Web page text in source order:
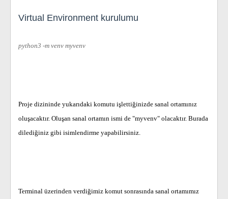
Virtual Environment kurulumu
python3 -m venv myvenv
Proje dizininde yukarıdaki komutu işlettiğinizde sanal ortamınız
oluşacaktır. Oluşan sanal ortamın ismi de "myvenv" olacaktır. Burada
dilediğiniz gibi isimlendirme yapabilirsiniz.
Terminal üzerinden verdiğimiz komut sonrasında sanal ortamımız